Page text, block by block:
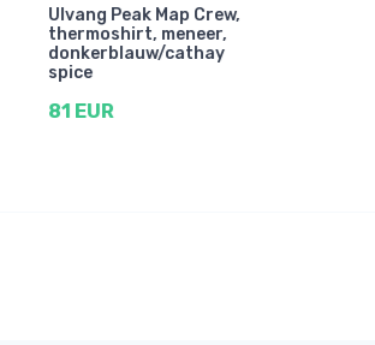
Ulvang Peak Map Crew,
thermoshirt, meneer,
donkerblauw/cathay
spice
81 EUR